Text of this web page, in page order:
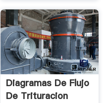
Diagramas De Flujo
De Trituracion